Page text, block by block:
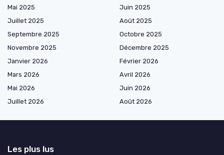
Mai 2025
Juin 2025
Juillet 2025
Août 2025
Septembre 2025
Octobre 2025
Novembre 2025
Décembre 2025
Janvier 2026
Février 2026
Mars 2026
Avril 2026
Mai 2026
Juin 2026
Juillet 2026
Août 2026
Les plus lus